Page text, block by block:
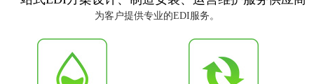
为客户提供专业的EDI服务。